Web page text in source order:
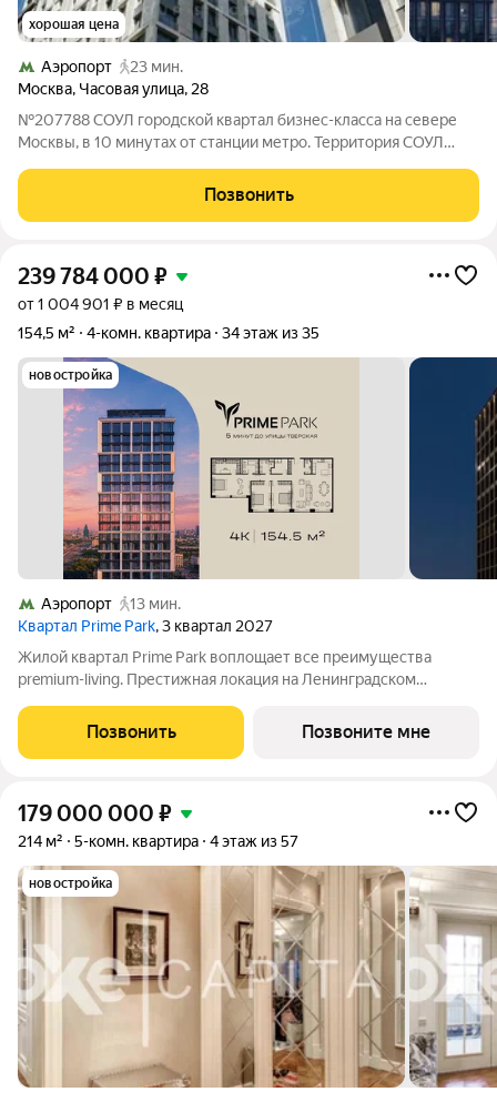
хорошая цена
Аэропорт
23 мин.
Москва, Часовая улица, 28
№207788 СОУЛ городской квартал бизнес-класса на севере
Москвы, в 10 минутах от станции метро. Территория СОУЛ
тропинки и бульвары, детские игровые и спортивные
площадки, места для спокойного отдыха,
Позвонить
239 784 000 ₽
от 1 004 901 ₽ в месяц
154,5 м²
4-комн. квартира 34 этаж из 35
новостройка
Аэропорт
13 мин.
Квартал Prime Park, 3 квартал 2027
Жилой квартал Prime Park воплощает все преимущества
premium-living. Престижная локация на Ленинградском
и Белой площади, - 20 мин. до аэропорта «Шереметьево» или
«Москва-Сити», - 4 парка
Позвонить Позвоните мне
179 000 000 ₽
214 м² 5-комн. квартира 4 этаж из 57
новостройка